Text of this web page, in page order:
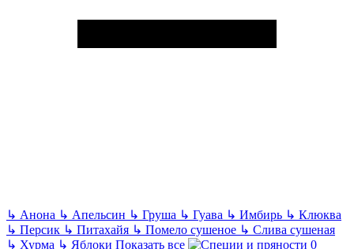
↳ Анона ↳ Апельсин ↳ Груша ↳ Гуава ↳ Имбирь ↳ Клюква
↳ Персик ↳ Питахайя ↳ Помело сушеное ↳ Слива сушеная
↳ Хурма ↳ Яблоки Показать все